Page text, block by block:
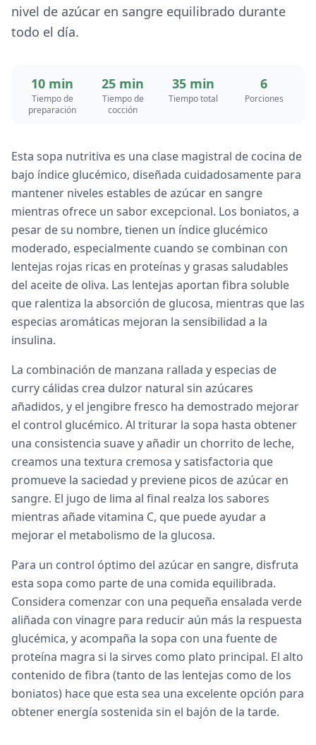
nivel de azúcar en sangre equilibrado durante
todo el día.
10 min
Tiempo de
preparación
25 min
Tiempo de
cocción
35 min
Tiempo total
6
Porciones
Esta sopa nutritiva es una clase magistral de cocina de
bajo índice glucémico, diseñada cuidadosamente para
mantener niveles estables de azúcar en sangre
mientras ofrece un sabor excepcional. Los boniatos, a
pesar de su nombre, tienen un índice glucémico
moderado, especialmente cuando se combinan con
lentejas rojas ricas en proteínas y grasas saludables
del aceite de oliva. Las lentejas aportan fibra soluble
que ralentiza la absorción de glucosa, mientras que las
especias aromáticas mejoran la sensibilidad a la
insulina.
La combinación de manzana rallada y especias de
curry cálidas crea dulzor natural sin azúcares
añadidos, y el jengibre fresco ha demostrado mejorar
el control glucémico. Al triturar la sopa hasta obtener
una consistencia suave y añadir un chorrito de leche,
creamos una textura cremosa y satisfactoria que
promueve la saciedad y previene picos de azúcar en
sangre. El jugo de lima al final realza los sabores
mientras añade vitamina C, que puede ayudar a
mejorar el metabolismo de la glucosa.
Para un control óptimo del azúcar en sangre, disfruta
esta sopa como parte de una comida equilibrada.
Considera comenzar con una pequeña ensalada verde
aliñada con vinagre para reducir aún más la respuesta
glucémica, y acompaña la sopa con una fuente de
proteína magra si la sirves como plato principal. El alto
contenido de fibra (tanto de las lentejas como de los
boniatos) hace que esta sea una excelente opción para
obtener energía sostenida sin el bajón de la tarde.